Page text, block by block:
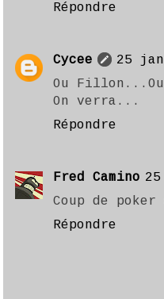
Répondre
Cycee
25
Ou
On verra...
Répondre
Fred Camino
Coup de
Répondre